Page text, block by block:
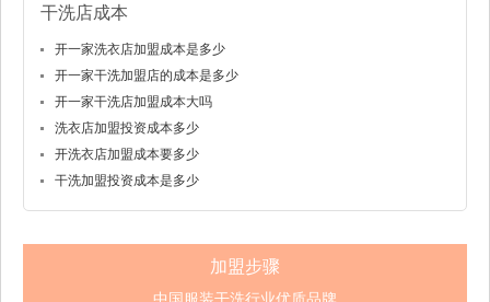
干洗店成本
开一家洗衣店加盟成本是多少
开一家干洗加盟店的成本是多少
开一家干洗店加盟成本大吗
洗衣店加盟投资成本多少
开洗衣店加盟成本要多少
干洗加盟投资成本是多少
加盟步骤
中国服装干洗行业优质品牌